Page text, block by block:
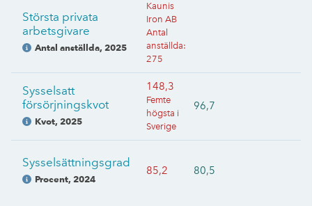
Största privata
arbetsgivare
Antal anställda, 2025
Kaunis
Iron AB
Antal
anställda:
275
Sysselsatt
försörjningskvot
Kvot, 2025
148,3
Femte
högsta i
Sverige
96,7
Sysselsättningsgrad
Procent, 2024
85,2 80,5